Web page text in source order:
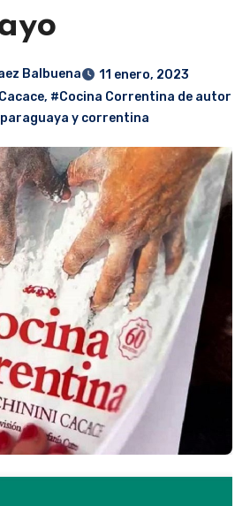
Balbuena
11 enero, 2023
, #Cocina Correntina de autor
y correntina